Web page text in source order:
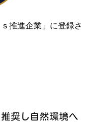
推進企業」に登録さ
自然環境へ